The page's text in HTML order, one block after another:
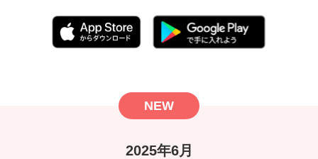
NEW
2025年6月